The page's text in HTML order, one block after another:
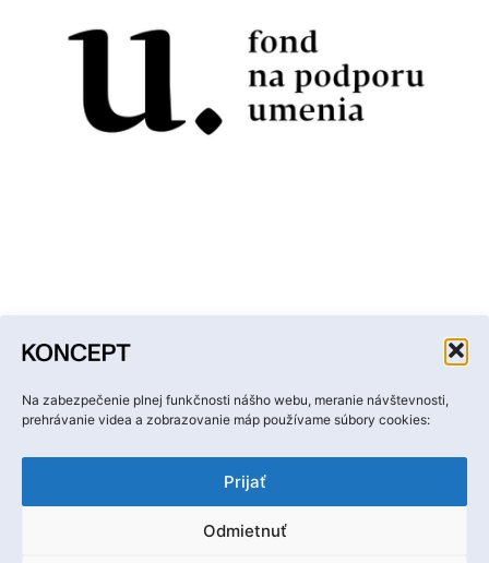
Na zabezpečenie plnej funkčnosti nášho webu, meranie návštevnosti,
prehrávanie videa a zobrazovanie máp používame súbory cookies:
Prijať
Odmietnuť
Ochrana osobných údajov